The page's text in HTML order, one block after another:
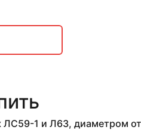
1 и Л63, диаметром